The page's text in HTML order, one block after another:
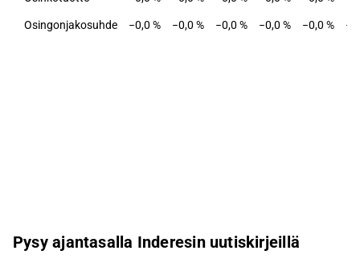
Osingonjakosuhde −0,0 % −0,0 % −0,0 % −0,0 % −0,0 %
Pysy ajantasalla Inderesin uutiskirjeillä